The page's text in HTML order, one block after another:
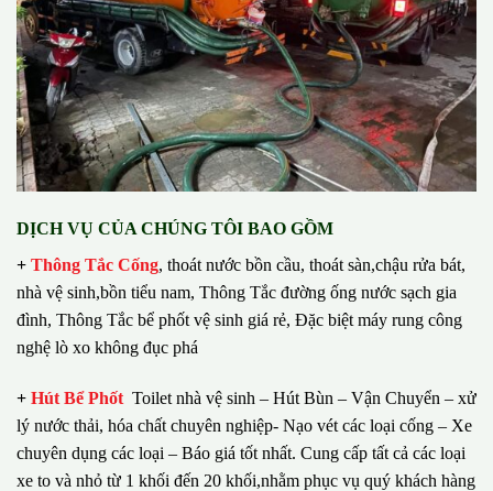
DỊCH VỤ CỦA CHÚNG TÔI BAO GỒM
+ Thông Tắc Cống, thoát nước bồn cầu, thoát sàn,chậu rửa bát,
nhà vệ sinh,bồn tiểu nam, Thông Tắc đường ống nước sạch gia
đình, Thông Tắc bể phốt vệ sinh giá rẻ, Đặc biệt máy rung công
nghệ lò xo không đục phá
+ Hút Bể Phốt Toilet nhà vệ sinh – Hút Bùn – Vận Chuyển – xử
lý nước thải, hóa chất chuyên nghiệp- Nạo vét các loại cống – Xe
chuyên dụng các loại – Báo giá tốt nhất. Cung cấp tất cả các loại
xe to và nhỏ từ 1 khối đến 20 khối,nhằm phục vụ quý khách hàng